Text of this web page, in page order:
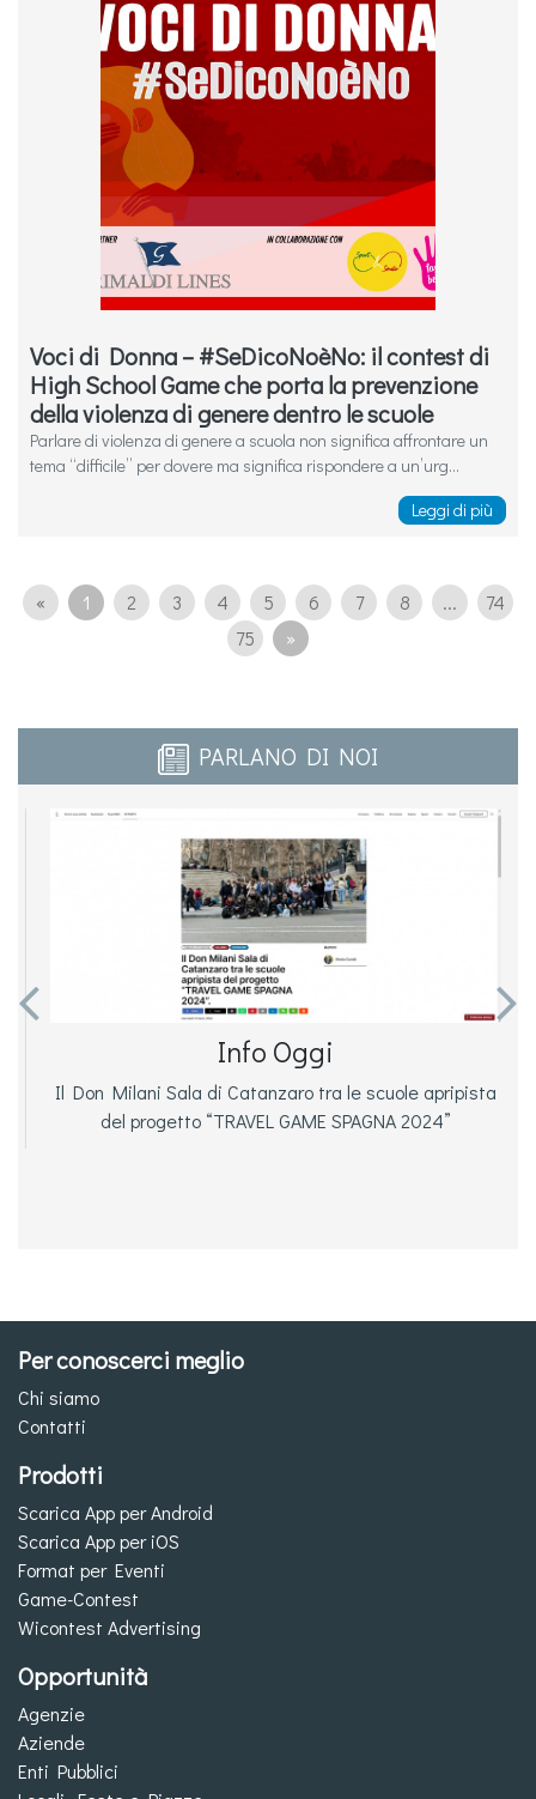
Voci di Donna – #SeDicoNoèNo: il contest di
High School Game che porta la prevenzione
della violenza di genere dentro le scuole
Parlare di violenza di genere a scuola non significa affrontare un
tema “difficile” per dovere ma significa rispondere a un’urg...
Leggi di più
« 1 2 3 4 5 6 7 8 ...
74
75
»
PARLANO DI NOI
Info Oggi
Il Don Milani Sala di Catanzaro tra le scuole apripista
del progetto “TRAVEL GAME SPAGNA 2024”
 
Per conoscerci meglio
Chi siamo
Contatti
Prodotti
Scarica App per Android
Scarica App per iOS
Format per Eventi
Game-Contest
Wicontest Advertising
Opportunità
Agenzie
Aziende
Enti Pubblici